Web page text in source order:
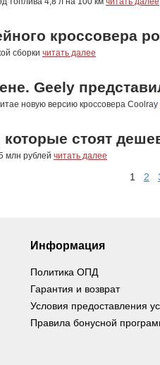
кроссовера
сборки читать далее
Geely
новую версию кроссовера Coolray
стоят
млн рублей читать далее
1 2
Информация
Политика ОПД
Гарантия и возврат
Условия предоставления
Правила бонусной